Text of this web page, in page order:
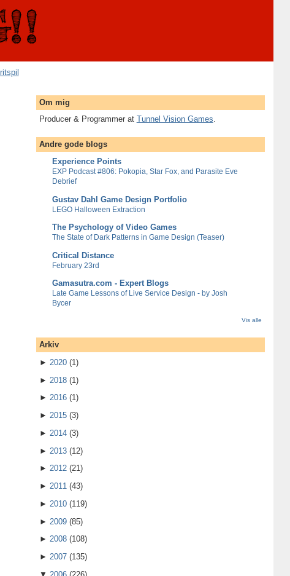
Om mig
Producer & Programmer at Tunnel Vision Games
Andre gode blogs
Experience Points
EXP Podcast #806: Pokopia, Star Fox, and Parasite Eve
Debrief
Gustav Dahl Game Design Portfolio
LEGO Halloween Extraction
The Psychology of Video Games
The State of Dark Patterns in Game Design (Teaser)
Critical Distance
February 23rd
Gamasutra.com - Expert Blogs
Late Game Lessons of Live Service Design - by Josh
Bycer
Vis alle
Arkiv
► 2020 (1)
► 2018 (1)
► 2016 (1)
► 2015 (3)
► 2014 (3)
► 2013 (12)
► 2012 (21)
► 2011 (43)
► 2010 (119)
► 2009 (85)
► 2008 (108)
► 2007 (135)